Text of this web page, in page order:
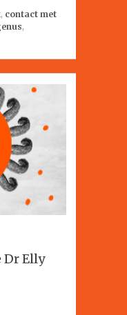
, contact met
,
Dr Elly